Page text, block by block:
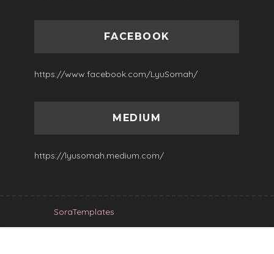
FACEBOOK
https://www.facebook.com/LyuSomah/
MEDIUM
https://lyusomah.medium.com/
SoraTemplates